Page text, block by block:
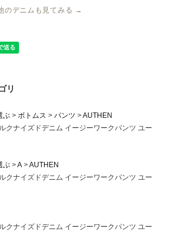
のデニムも見てみる →
リ
ぶ ボトムス パンツ
AUTHEN
クナイズドデニム イージーワークパンツ ユー
ぶ A
AUTHEN
クナイズドデニム イージーワークパンツ ユー
クナイズドデニム イージーワークパンツ ユー